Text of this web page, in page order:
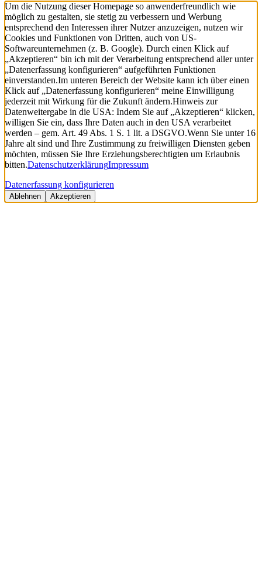
Um die Nutzung dieser Homepage so anwenderfreundlich wie
möglich zu gestalten, sie stetig zu verbessern und Werbung
entsprechend den Interessen ihrer Nutzer anzuzeigen, nutzen wir
Cookies und Funktionen von Dritten, auch von US-
Softwareunternehmen (z. B. Google). Durch einen Klick auf
„Akzeptieren“ bin ich mit der Verarbeitung entsprechend aller unter
„Datenerfassung konfigurieren“ aufgeführten Funktionen
einverstanden.Im unteren Bereich der Website kann ich über einen
Klick auf „Datenerfassung konfigurieren“ meine Einwilligung
jederzeit mit Wirkung für die Zukunft ändern.Hinweis zur
Datenweitergabe in die USA: Indem Sie auf „Akzeptieren“ klicken,
willigen Sie ein, dass Ihre Daten auch in den USA verarbeitet
werden – gem. Art. 49 Abs. 1 S. 1 lit. a DSGVO.Wenn Sie unter 16
Jahre alt sind und Ihre Zustimmung zu freiwilligen Diensten geben
möchten, müssen Sie Ihre Erziehungsberechtigten um Erlaubnis
bitten.DatenschutzerklärungImpressum
Datenerfassung konfigurieren
Ablehnen Akzeptieren